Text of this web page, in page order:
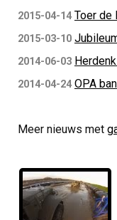
2015-04-14 Toer de
2015-03-10
2014-06-03
2014-04-24 OPA
Meer nieuws met